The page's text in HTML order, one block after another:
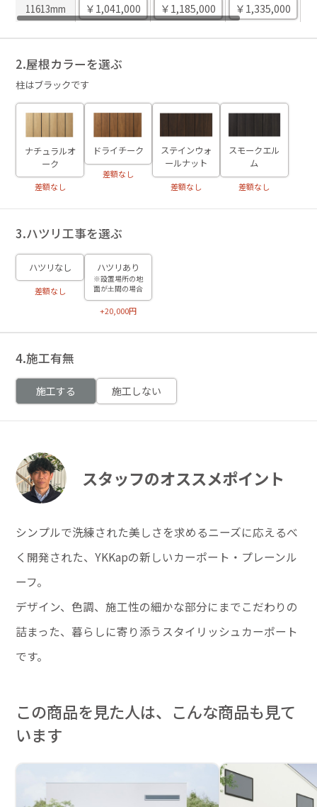
11613mm ￥1,041,000 ￥1,185,000 ￥1,335,000
2.屋根カラーを選ぶ
柱はブラックです
ナチュラルオ
ーク
差額なし
ドライチーク
差額なし
ステインウォ
ールナット
差額なし
スモークエル
ム
差額なし
3.ハツリ工事を選ぶ
ハツリなし
差額なし
ハツリあり
※設置場所の地
面が土間の場合
+20,000円
4.施工有無
施工する 施工しない
スタッフのオススメポイント
シンプルで洗練された美しさを求めるニーズに応えるべ
く開発された、YKKapの新しいカーポート・プレーンル
ーフ。
デザイン、色調、施工性の細かな部分にまでこだわりの
詰まった、暮らしに寄り添うスタイリッシュカーポート
です。
この商品を見た人は、こんな商品も見て
います